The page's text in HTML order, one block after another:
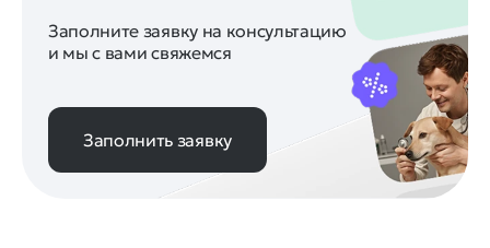
Заполните заявку на консультацию
и мы с вами свяжемся
Заполнить заявку